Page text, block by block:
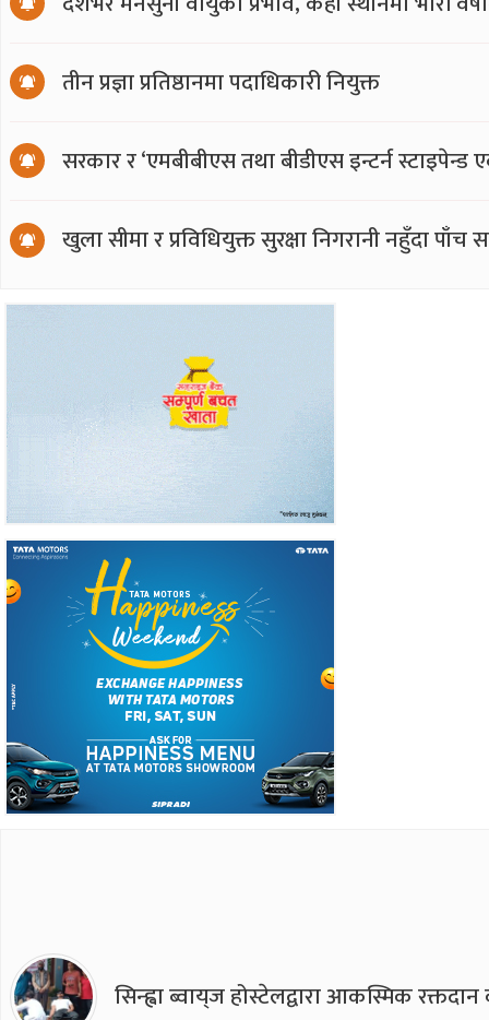
तीन प्रज्ञा प्रतिष्ठानमा पदाधिकारी नियुक्त
सरकार र ‘एमबीबीएस तथा बीडीएस इन्टर्न
खुला सीमा र प्रविधियुक्त सुरक्षा निगरानी नहुँदा पाँच
सिन्ह्वा ब्वाय्‌ज होस्टेलद्वारा आकस्मिक